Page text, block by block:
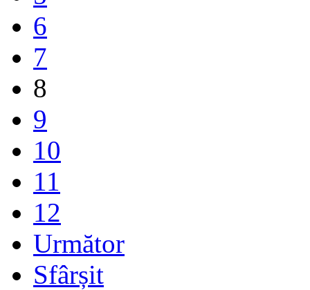
6
7
8
9
10
11
12
Următor
Sfârșit